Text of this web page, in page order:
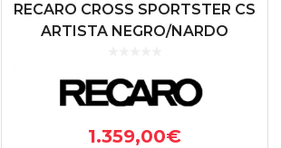
RECARO CROSS SPORTSTER CS
ARTISTA NEGRO/NARDO
1.359,00€